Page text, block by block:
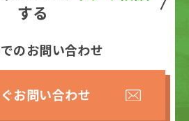
する
のお問い合わせ
お問い合わせ